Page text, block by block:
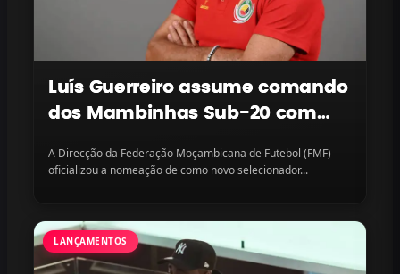
Luís Guerreiro assume comando
dos Mambinhas Sub-20 com
A Direcção da Federação Moçambicana de Futebol (FMF)
oficializou a nomeação de como novo selecionador...
LANÇAMENTOS